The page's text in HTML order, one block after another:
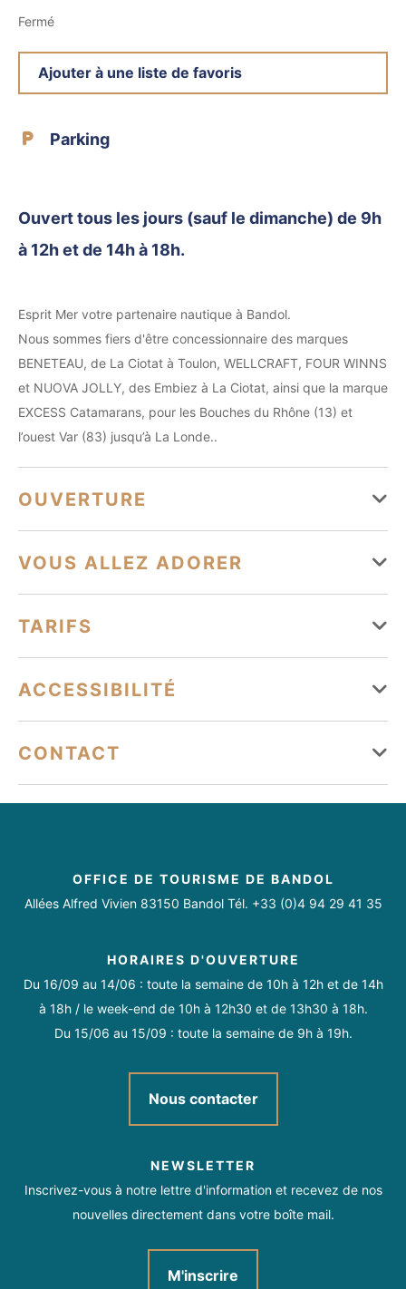
Fermé
Ajouter à une liste de favoris
Parking
Ouvert tous les jours (sauf le dimanche) de 9h
à 12h et de 14h à 18h.
Esprit Mer votre partenaire nautique à Bandol.
Nous sommes fiers d'être concessionnaire des marques
BENETEAU, de La Ciotat à Toulon, WELLCRAFT, FOUR WINNS
et NUOVA JOLLY, des Embiez à La Ciotat, ainsi que la marque
EXCESS Catamarans, pour les Bouches du Rhône (13) et
l’ouest Var (83) jusqu’à La Londe..
OUVERTURE
Du 01 janvier au 31 décembre
Lundi Ouvert de 09h à 18h
Mardi
Ouvert de 09h à 18h
Vendredi
VOUS ALLEZ ADORER
Parking à proximité
Services
Animaux acceptés
TARIFS
Moyens de paiement
Carte bancaire/crédit Chèque Virement
ACCESSIBILITÉ
CONTACT
https://docs.google.com/forms/d/
OFFICE DE TOURISME DE BANDOL
Allées Alfred Vivien 83150 Bandol Tél. +33 (0)4 94 29 41 35
HORAIRES D'OUVERTURE
Du 16/09 au 14/06 : toute la semaine de 10h à 12h et de 14h
à 18h / le week-end de 10h à 12h30 et de 13h30 à 18h.
Du 15/06 au 15/09 : toute la semaine de 9h à 19h.
Nous contacter
NEWSLETTER
Inscrivez-vous à notre lettre d'information et recevez de nos
nouvelles directement dans votre boîte mail.
M'inscrire